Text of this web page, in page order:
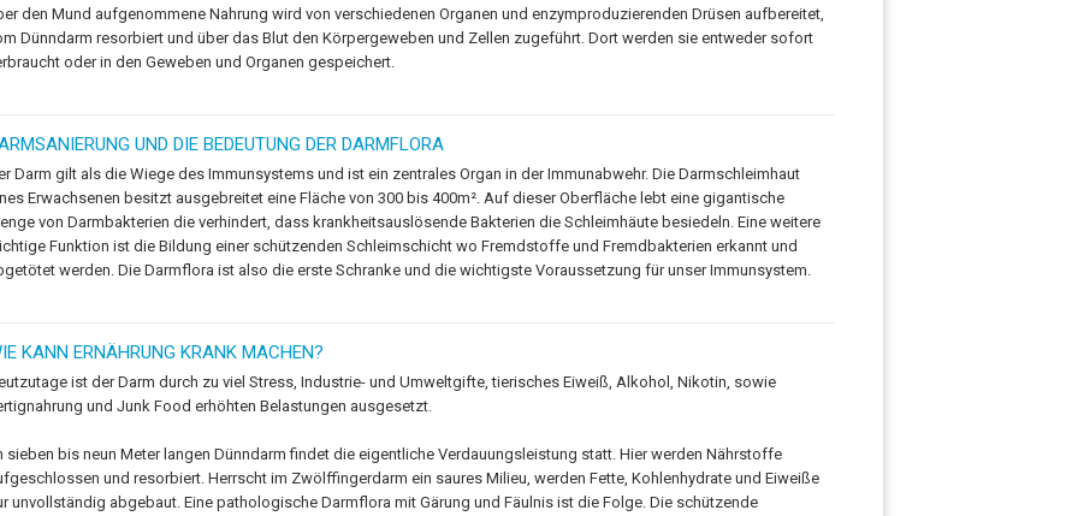
den Mund aufgenommene Nahrung wird von verschiedenen Organen und enzymproduzierenden Drüsen aufbereitet,
Dünndarm resorbiert und über das Blut den Körpergeweben und Zellen zugeführt. Dort werden sie entweder sofort
oder in den Geweben und Organen gespeichert.
UND DIE BEDEUTUNG DER DARMFLORA
Darm gilt als die Wiege des Immunsystems und ist ein zentrales Organ in der Immunabwehr. Die Darmschleimhaut
Erwachsenen besitzt ausgebreitet eine Fläche von 300 bis 400m². Auf dieser Oberfläche lebt eine gigantische
von Darmbakterien die verhindert, dass krankheitsauslösende Bakterien die Schleimhäute besiedeln. Eine weitere
Funktion ist die Bildung einer schützenden Schleimschicht wo Fremdstoffe und Fremdbakterien erkannt und
werden. Die Darmflora ist also die erste Schranke und die wichtigste Voraussetzung für unser Immunsystem.
KANN ERNÄHRUNG KRANK MACHEN?
ist der Darm durch zu viel Stress, Industrie- und Umweltgifte, tierisches Eiweiß, Alkohol, Nikotin, sowie
und Junk Food erhöhten Belastungen ausgesetzt.
sieben bis neun Meter langen Dünndarm findet die eigentliche Verdauungsleistung statt. Hier werden Nährstoffe
und resorbiert. Herrscht im Zwölffingerdarm ein saures Milieu, werden Fette, Kohlenhydrate und Eiweiße
unvollständig abgebaut. Eine pathologische Darmflora mit Gärung und Fäulnis ist die Folge. Die schützende